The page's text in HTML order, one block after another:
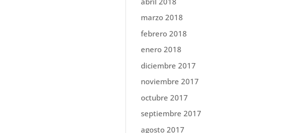
marzo 2018
febrero 2018
enero 2018
diciembre 2017
noviembre 2017
octubre 2017
septiembre 2017
agosto 2017